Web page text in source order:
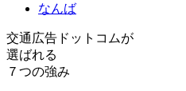
なんば
交通広告ドットコムが
選ばれる
７つの強み